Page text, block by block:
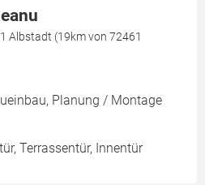
Albstadt (19km von 72461
Planung / Montage
Terrassentür, Innentür